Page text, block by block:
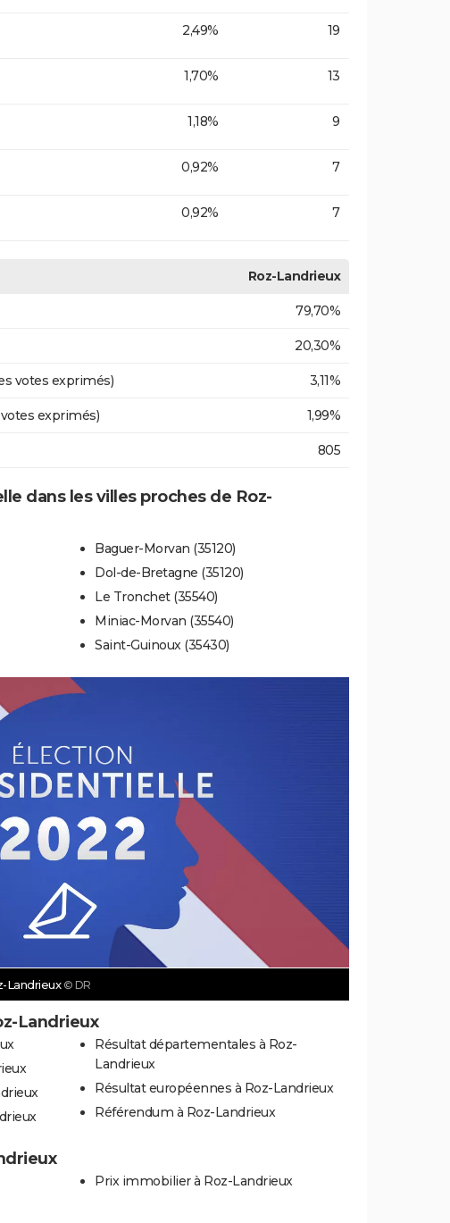
2,49% 19
1,70% 13
1,18% 9
0,92% 7
0,92% 7
Roz-Landrieux
79,70%
20,30%
votes exprimés) 3,11%
exprimés) 1,99%
805
dans les villes proches de Roz-
Baguer-Morvan (35120)
Dol-de-Bretagne (35120)
Le Tronchet (35540)
Miniac-Morvan (35540)
Saint-Guinoux (35430)
Landrieux © DR
Landrieux
Résultat départementales à Roz-
Landrieux
Résultat européennes à Roz-Landrieux
Référendum à Roz-Landrieux
Prix immobilier à Roz-Landrieux